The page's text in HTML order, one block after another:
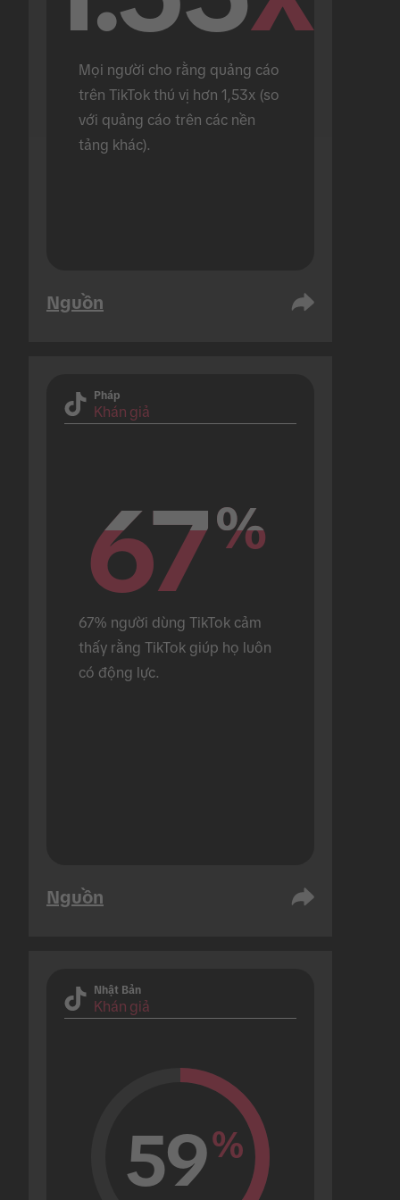
Mọi người cho rằng quảng cáo
trên TikTok thú vị hơn 1,53x (so
với quảng cáo trên các nền
tảng khác).
Nguồn
Pháp
Khán giả
67%
67%
67% người dùng TikTok cảm
thấy rằng TikTok giúp họ luôn
có động lực.
Nguồn
Nhật Bản
Khán giả
59%